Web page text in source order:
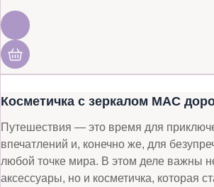
Косметичка с зеркалом MAC
Путешествия — это время для
впечатлений и, конечно же, для
любой точке мира. В этом деле важны
аксессуары, но и косметичка, которая